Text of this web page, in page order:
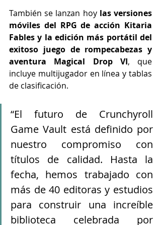
También se lanzan hoy las versiones
móviles del RPG de acción Kitaria
Fables y la edición más portátil del
exitoso juego de rompecabezas y
aventura Magical Drop VI, que
incluye multijugador en línea y tablas
de clasificación.
“El futuro de Crunchyroll
Game Vault está definido por
nuestro compromiso con
títulos de calidad. Hasta la
fecha, hemos trabajado con
más de 40 editoras y estudios
para construir una increíble
biblioteca celebrada por